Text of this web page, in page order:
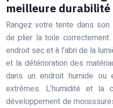
meilleure durabilité
Rangez votre tente dans son
de plier la toile
endroit sec et à l’abri de la
et la détérioration des
dans un endroit humide ou
extrêmes. L’humidité et la
développement de